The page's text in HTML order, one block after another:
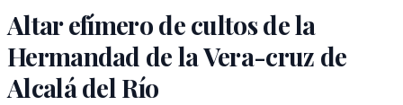
Altar efímero de cultos de la
Hermandad de la Vera-cruz de
Alcalá del Río